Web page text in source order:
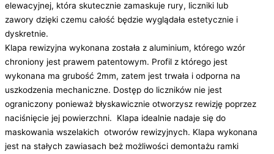
elewacyjnej, która skutecznie zamaskuje rury, liczniki lub
zawory dzięki czemu całość będzie wyglądała estetycznie i
dyskretnie.
Klapa rewizyjna wykonana została z aluminium, którego wzór
chroniony jest prawem patentowym. Profil z którego jest
wykonana ma grubość 2mm, zatem jest trwała i odporna na
uszkodzenia mechaniczne. Dostęp do liczników nie jest
ograniczony ponieważ błyskawicznie otworzysz rewizję poprzez
naciśnięcie jej powierzchni. Klapa idealnie nadaje się do
maskowania wszelakich otworów rewizyjnych. Klapa wykonana
jest na stałych zawiasach beż możliwości demontażu ramki